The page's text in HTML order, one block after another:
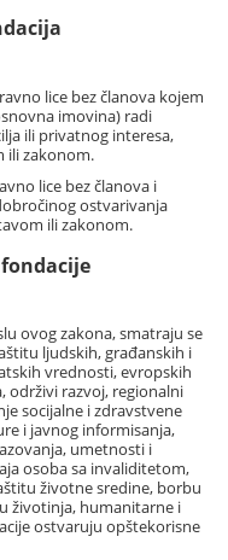
lice bez članova kojem
imovina) radi
ili privatnog interesa,
ili zakonom.
lice bez članova i
ostvarivanja
ili zakonom.
ovog zakona, smatraju se
ljudskih, građanskih i
vrednosti, evropskih
održivi razvoj, regionalni
socijalne i zdravstvene
i javnog informisanja,
umetnosti i
osoba sa invaliditetom,
životne sredine, borbu
životinja, humanitarne i
ostvaruju opštekorisne